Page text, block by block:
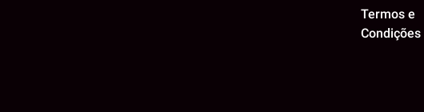
Termos e
Condições